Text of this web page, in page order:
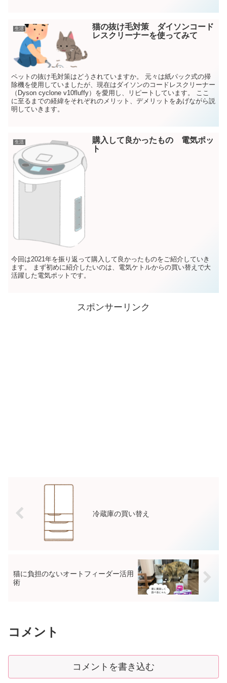
生活
猫の抜け毛対策 ダイソンコード
レスクリーナーを使ってみて
ペットの抜け毛対策はどうされていますか。 元々は紙パック式の掃
除機を使用していましたが、現在はダイソンのコードレスクリーナー
（Dyson cyclone v10fluffy）を愛用し、リピートしています。 ここ
に至るまでの経緯をそれぞれのメリット、デメリットをあげながら説
明していきます。
生活
購入して良かったもの 電気ポッ
ト
今回は2021年を振り返って購入して良かったものをご紹介していき
ます。 まず初めに紹介したいのは、電気ケトルからの買い替えで大
活躍した電気ポットです。
スポンサーリンク
冷蔵庫の買い替え
猫に負担のないオートフィーダー活用
術
コメント
コメントを書き込む